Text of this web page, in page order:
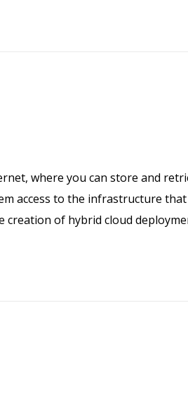
where you can store and
access to the infrastructure
of hybrid cloud